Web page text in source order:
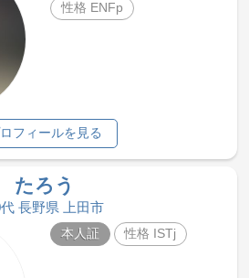
性格 ENFp
フィールを見る
たろう
長野県 上田市
本人証 性格 ISTj